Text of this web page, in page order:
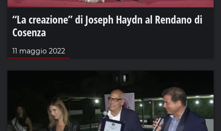
“La creazione” di Joseph Haydn al Rendano di
Cosenza
11 maggio 2022